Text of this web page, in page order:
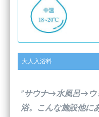
大人入浴料
”サウナ→水風呂→ウ
浴。こんな施設他に